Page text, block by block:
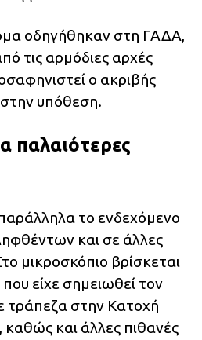
οδηγήθηκαν στη ΓΑΔΑ,
τις αρμόδιες αρχές
ο ακριβής
υπόθεση.
παλαιότερες
το ενδεχόμενο
και σε άλλες
μικροσκόπιο βρίσκεται
που είχε σημειωθεί τον
τράπεζα στην Κατοχή
και άλλες πιθανές